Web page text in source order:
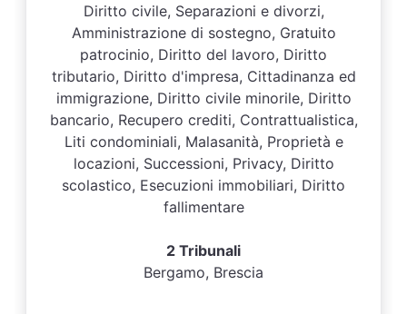
Diritto civile, Separazioni e divorzi,
Amministrazione di sostegno, Gratuito
patrocinio, Diritto del lavoro, Diritto
tributario, Diritto d'impresa, Cittadinanza ed
immigrazione, Diritto civile minorile, Diritto
bancario, Recupero crediti, Contrattualistica,
Liti condominiali, Malasanità, Proprietà e
locazioni, Successioni, Privacy, Diritto
scolastico, Esecuzioni immobiliari, Diritto
fallimentare
2 Tribunali
Bergamo, Brescia